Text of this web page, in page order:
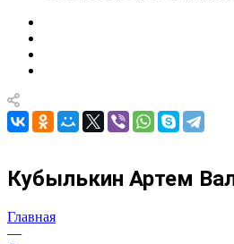
Кубылькин Артем
Главная
—